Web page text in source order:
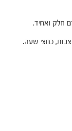
חלק ואחיד.
כחצי שעה.